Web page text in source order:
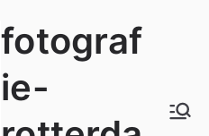
fotograf
ie-